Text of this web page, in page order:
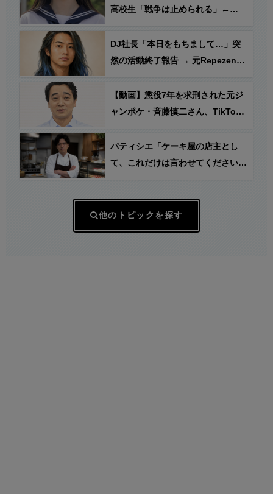
高校生「戦争は止められる」←
DJ社長「本日をもちまして…」突
然の活動終了報告 → 元Repezen
マ？？」
【動画】懲役7年を求刑された元ジ
ャンポケ・斉藤慎二さん、TikTok
る…
パティシエ「ケーキ屋の店主とし
て、これだけは言わせてください。
他のトピックを探す